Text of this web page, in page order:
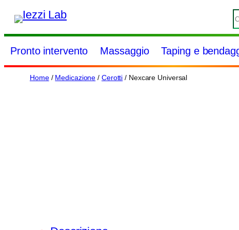
e
a
r
Pronto intervento Massaggio Taping e
Home/ Medicazione / Cerotti / Nexcare Universal